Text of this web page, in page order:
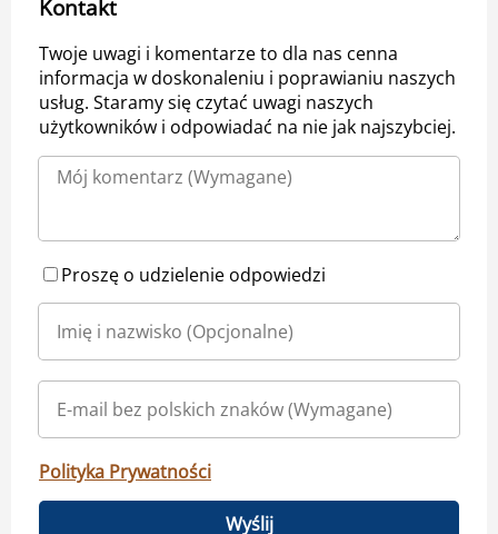
Kontakt
Twoje uwagi i komentarze to dla nas cenna
informacja w doskonaleniu i poprawianiu naszych
usług. Staramy się czytać uwagi naszych
użytkowników i odpowiadać na nie jak najszybciej.
Proszę o udzielenie odpowiedzi
Polityka Prywatności
Wyślij